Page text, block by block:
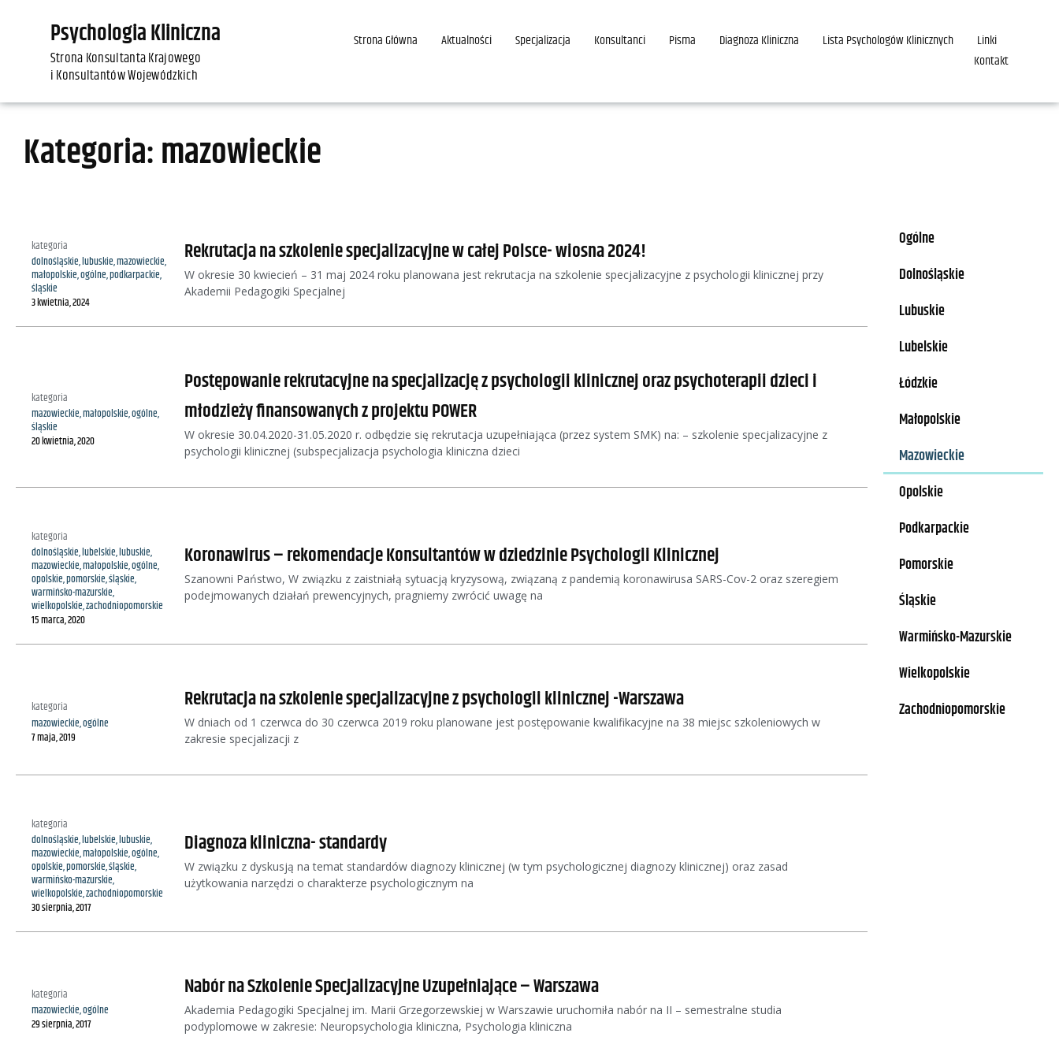
Psychologia Kliniczna
Strona Konsultanta Krajowego
i Konsultantów Wojewódzkich
Strona Główna Aktualności Specjalizacja Konsultanci Pisma Diagnoza Kliniczna Lista Psychologów Klinicznych
Linki
Kontakt
Kategoria: mazowieckie
kategoria
dolnośląskie,lubuskie,mazowieckie,
małopolskie,ogólne,podkarpackie,
śląskie
3 kwietnia, 2024
Rekrutacja na szkolenie specjalizacyjne w całej Polsce- wiosna 2024!
W okresie 30 kwiecień – 31 maj 2024 roku planowana jest rekrutacja na szkolenie specjalizacyjne z psychologii klinicznej przy
Akademii Pedagogiki Specjalnej
kategoria
mazowieckie,małopolskie,ogólne,
śląskie
20 kwietnia, 2020
Postępowanie rekrutacyjne na specjalizację z psychologii klinicznej oraz psychoterapii dzieci i
młodzieży finansowanych z projektu POWER
W okresie 30.04.2020-31.05.2020 r. odbędzie się rekrutacja uzupełniająca (przez system SMK) na: – szkolenie specjalizacyjne z
psychologii klinicznej (subspecjalizacja psychologia kliniczna dzieci
kategoria
dolnośląskie,lubelskie,lubuskie,
mazowieckie,małopolskie,ogólne,
opolskie,pomorskie,śląskie,
warmińsko-mazurskie,
wielkopolskie,zachodniopomorskie
15 marca, 2020
Koronawirus – rekomendacje Konsultantów w dziedzinie Psychologii Klinicznej
Szanowni Państwo, W związku z zaistniałą sytuacją kryzysową, związaną z pandemią koronawirusa SARS-Cov-2 oraz szeregiem
podejmowanych działań prewencyjnych, pragniemy zwrócić uwagę na
kategoria
mazowieckie,ogólne
7 maja, 2019
Rekrutacja na szkolenie specjalizacyjne z psychologii klinicznej -Warszawa
W dniach od 1 czerwca do 30 czerwca 2019 roku planowane jest postępowanie kwalifikacyjne na 38 miejsc szkoleniowych w
zakresie specjalizacji z
kategoria
dolnośląskie,lubelskie,lubuskie,
mazowieckie,małopolskie,ogólne,
opolskie,pomorskie,śląskie,
warmińsko-mazurskie,
wielkopolskie,zachodniopomorskie
30 sierpnia, 2017
Diagnoza kliniczna- standardy
W związku z dyskusją na temat standardów diagnozy klinicznej (w tym psychologicznej diagnozy klinicznej) oraz zasad
użytkowania narzędzi o charakterze psychologicznym na
kategoria
mazowieckie,ogólne
29 sierpnia, 2017
Nabór na Szkolenie Specjalizacyjne Uzupełniające – Warszawa
Akademia Pedagogiki Specjalnej im. Marii Grzegorzewskiej w Warszawie uruchomiła nabór na II – semestralne studia
podyplomowe w zakresie: Neuropsychologia kliniczna, Psychologia kliniczna
Ogólne
Dolnośląskie
Lubuskie
Lubelskie
Łódzkie
Małopolskie
Mazowieckie
Opolskie
Podkarpackie
Pomorskie
Śląskie
Warmińsko-Mazurskie
Wielkopolskie
Zachodniopomorskie